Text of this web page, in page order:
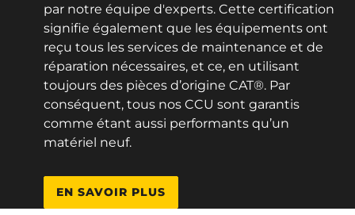
par notre équipe d'experts. Cette certification
signifie également que les équipements ont
reçu tous les services de maintenance et de
réparation nécessaires, et ce, en utilisant
toujours des pièces d’origine CAT®. Par
conséquent, tous nos CCU sont garantis
comme étant aussi performants qu’un
matériel neuf.
EN SAVOIR PLUS